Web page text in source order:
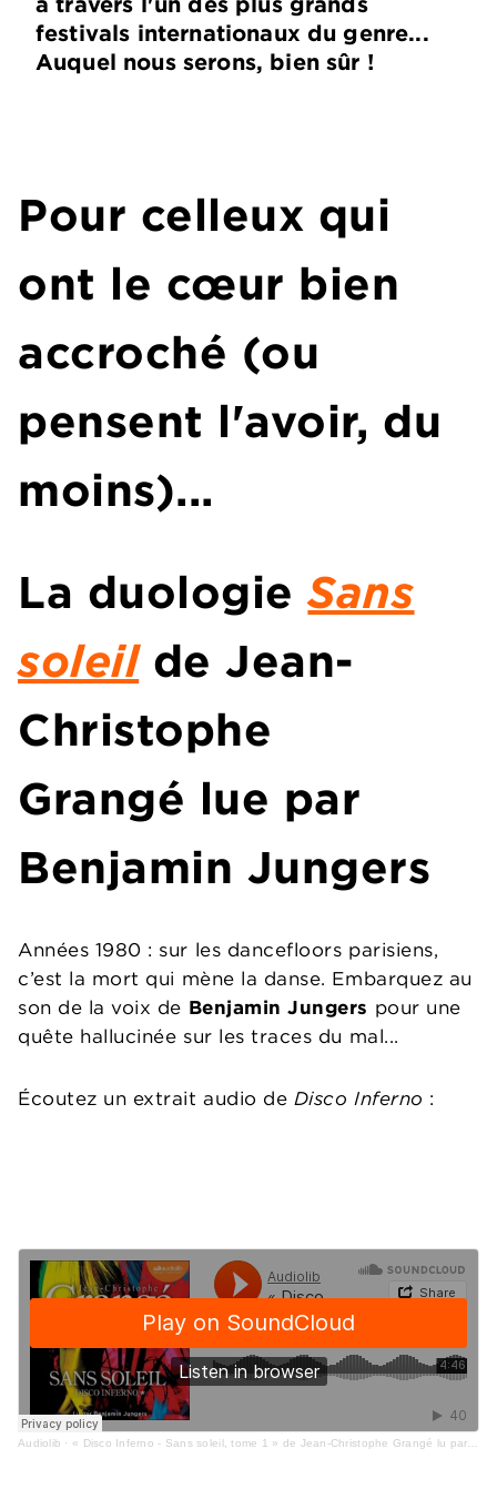
festivals internationaux du genre...
Auquel nous serons, bien sûr !
Pour celleux qui
ont le cœur bien
accroché (ou
pensent l'avoir, du
moins)...
La duologieSans
soleilde Jean-
Christophe
Grangé lue par
Benjamin Jungers
Années 1980 : sur les dancefloors parisiens,
c’est la mort qui mène la danse. Embarquez au
son de la voix de Benjamin Jungers pour une
quête hallucinée sur les traces du mal...
Écoutez un extrait audio de Disco Inferno :
Audiolib · « Disco Inferno - Sans soleil, tome 1 » de Jean-Christophe Grangé lu par Benjamin Jungers